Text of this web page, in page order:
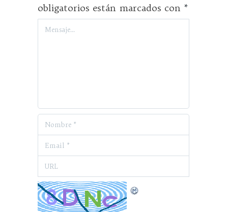
obligatorios están marcados con *